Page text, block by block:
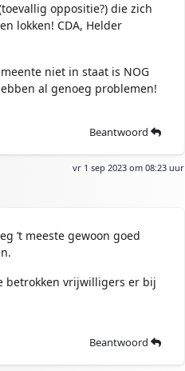
oppositie?) die zich
lokken! CDA, Helder
niet in staat is NOG
al genoeg problemen!
Beantwoord
vr 1 sep 2023 om 08:23 uur
’t meeste gewoon goed
betrokken vrijwilligers er bij
Beantwoord